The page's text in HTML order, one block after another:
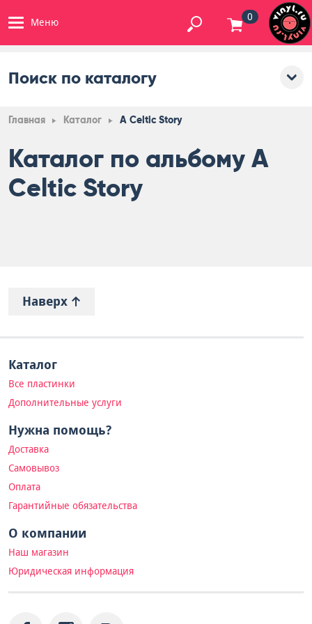
Меню 0
Поиск по каталогу
Главная Каталог A Celtic Story
Каталог по альбому A
Celtic Story
Наверх
Каталог
Все пластинки
Дополнительные услуги
Нужна помощь?
Доставка
Самовывоз
Оплата
Гарантийные обязательства
О компании
Наш магазин
Юридическая информация